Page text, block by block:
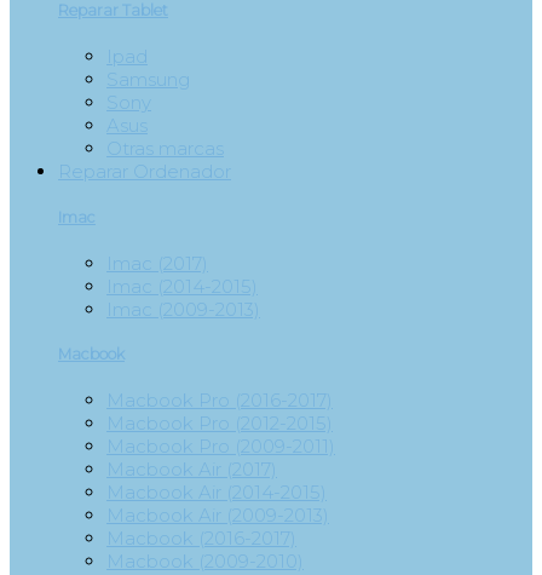
Reparar Tablet
Ipad
Samsung
Sony
Asus
Otras marcas
Reparar Ordenador
Imac
Imac (2017)
Imac (2014-2015)
Imac (2009-2013)
Macbook
Macbook Pro (2016-2017)
Macbook Pro (2012-2015)
Macbook Pro (2009-2011)
Macbook Air (2017)
Macbook Air (2014-2015)
Macbook Air (2009-2013)
Macbook (2016-2017)
Macbook (2009-2010)